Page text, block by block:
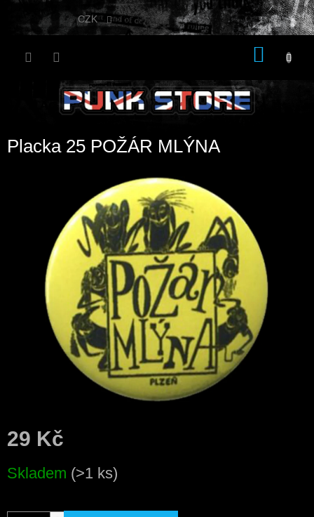
Přejít
CZK
Placka 25 POŽÁR MLÝNA
29 Kč
cena:
Skladem (>1 ks)